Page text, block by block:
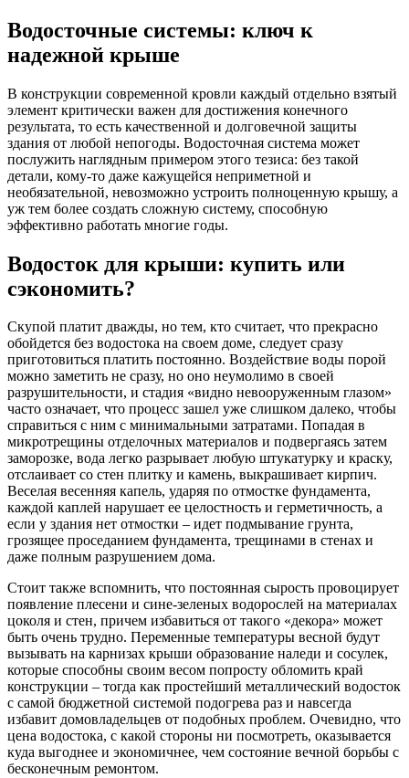
Водосточные системы: ключ к
надежной крыше
В конструкции современной кровли каждый отдельно взятый
элемент критически важен для достижения конечного
результата, то есть качественной и долговечной защиты
здания от любой непогоды. Водосточная система может
послужить наглядным примером этого тезиса: без такой
детали, кому-то даже кажущейся неприметной и
необязательной, невозможно устроить полноценную крышу, а
уж тем более создать сложную систему, способную
эффективно работать многие годы.
Водосток для крыши: купить или
сэкономить?
Скупой платит дважды, но тем, кто считает, что прекрасно
обойдется без водостока на своем доме, следует сразу
приготовиться платить постоянно. Воздействие воды порой
можно заметить не сразу, но оно неумолимо в своей
разрушительности, и стадия «видно невооруженным глазом»
часто означает, что процесс зашел уже слишком далеко, чтобы
справиться с ним с минимальными затратами. Попадая в
микротрещины отделочных материалов и подвергаясь затем
заморозке, вода легко разрывает любую штукатурку и краску,
отслаивает со стен плитку и камень, выкрашивает кирпич.
Веселая весенняя капель, ударяя по отмостке фундамента,
каждой каплей нарушает ее целостность и герметичность, а
если у здания нет отмостки – идет подмывание грунта,
грозящее проседанием фундамента, трещинами в стенах и
даже полным разрушением дома.
Стоит также вспомнить, что постоянная сырость провоцирует
появление плесени и сине-зеленых водорослей на материалах
цоколя и стен, причем избавиться от такого «декора» может
быть очень трудно. Переменные температуры весной будут
вызывать на карнизах крыши образование наледи и сосулек,
которые способны своим весом попросту обломить край
конструкции – тогда как простейший металлический водосток
с самой бюджетной системой подогрева раз и навсегда
избавит домовладельцев от подобных проблем. Очевидно, что
цена водостока, с какой стороны ни посмотреть, оказывается
куда выгоднее и экономичнее, чем состояние вечной борьбы с
бесконечным ремонтом.